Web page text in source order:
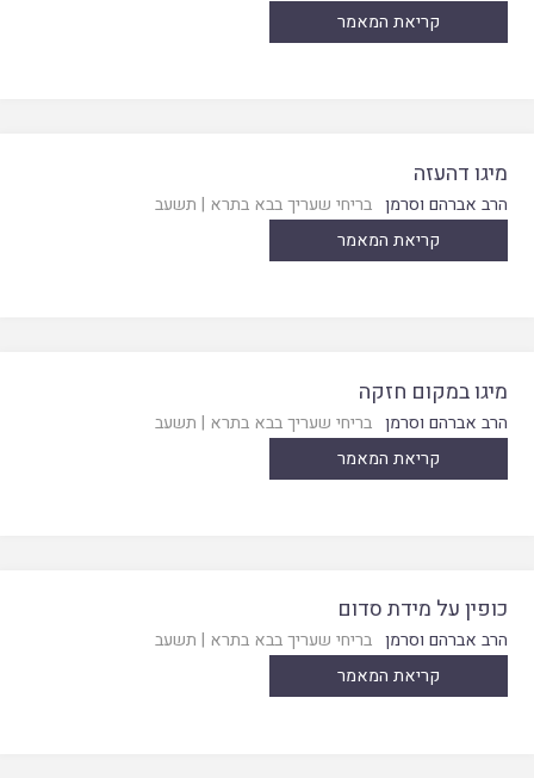
קריאת המאמר
מיגו דהעזה
הרב אברהם וסרמן בריחי שעריך בבא בתרא | תשעב
קריאת המאמר
מיגו במקום חזקה
הרב אברהם וסרמן בריחי שעריך בבא בתרא | תשעב
קריאת המאמר
כופין על מידת סדום
הרב אברהם וסרמן בריחי שעריך בבא בתרא | תשעב
קריאת המאמר